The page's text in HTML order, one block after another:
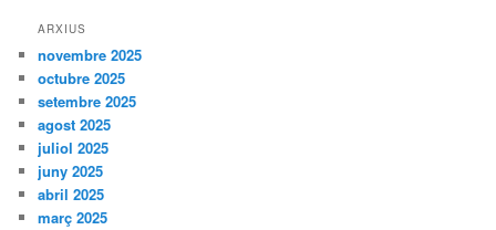
ARXIUS
novembre 2025
octubre 2025
setembre 2025
agost 2025
juliol 2025
juny 2025
abril 2025
març 2025